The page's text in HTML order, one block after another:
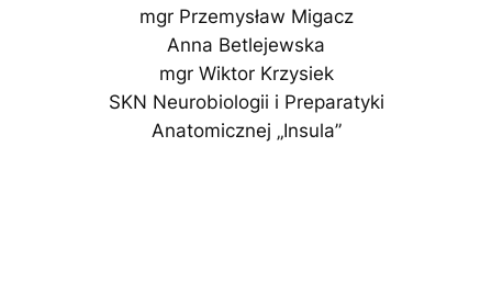
mgr Przemysław Migacz
Anna Betlejewska
mgr Wiktor Krzysiek
SKN Neurobiologii i Preparatyki
Anatomicznej „Insula”